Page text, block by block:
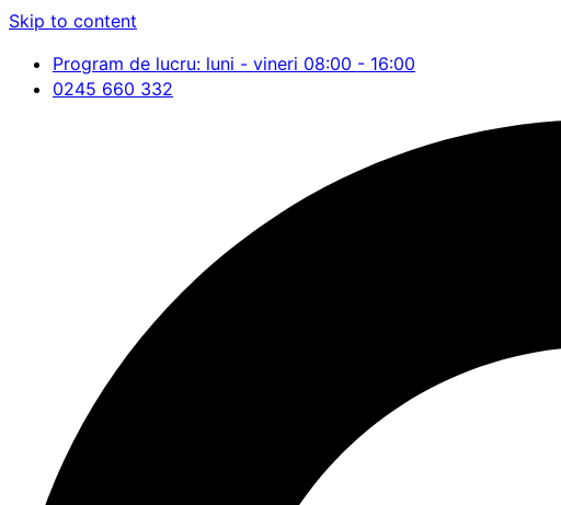
Skip to content
Program de lucru: luni - vineri 08:00 - 16:00
0245 660 332